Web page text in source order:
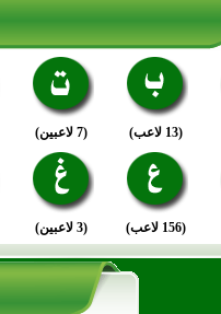
(13 لاعب) (7 لاعبين)
(156 لاعب) (3 لاعبين)